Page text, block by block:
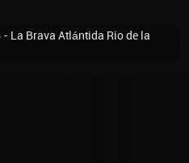
La Brava Atlántida Rio de la